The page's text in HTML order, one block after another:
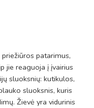
patarimus,
jie reaguoja į įvairius
sluoksnių: kutikulos,
sluoksnis, kuris
Žievė yra vidurinis